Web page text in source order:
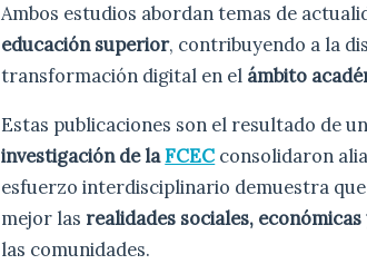
Ambos estudios abordan temas de
educación superior, contribuyendo a la
transformación digital en el ámbito
Estas publicaciones son el resultado de
investigación de laFCEC consolidaron
esfuerzo interdisciplinario demuestra
mejor las realidades sociales,
las comunidades.